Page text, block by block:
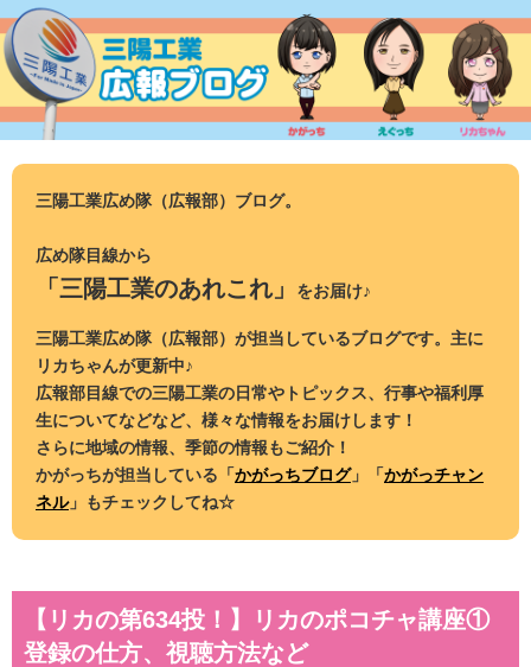
ン
テ
ツ
三陽工業広め隊（広報部）ブログ。
広め隊目線から
「三陽工業のあれこれ」 をお届け♪
三陽工業広め隊（広報部）が担当しているブログです。主に
リカちゃんが更新中♪
広報部目線での三陽工業の日常やトピックス、行事や福利厚
生についてなどなど、様々な情報をお届けします！
さらに地域の情報、季節の情報もご紹介！
かがっちが担当している「かがっちブログ」「かがっチャン
ネル」もチェックしてね☆
【リカの第634投！】リカのポコチャ講座①
登録の仕方、視聴方法など